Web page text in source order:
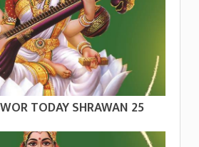
TODAY SHRAWAN 25